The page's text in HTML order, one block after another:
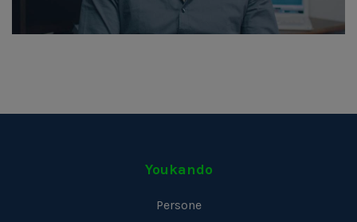
Youkando
Persone